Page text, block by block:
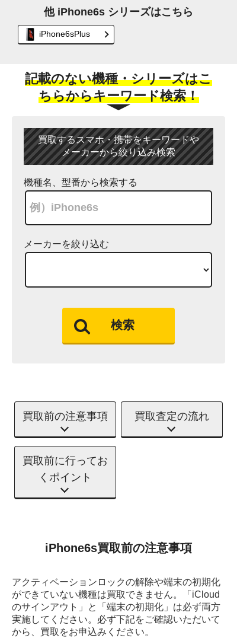
他 iPhone6s シリーズはこちら
iPhone6sPlus
記載のない機種・シリーズはこ
ちらからキーワード検索！
買取するスマホ・携帯をキーワードや
メーカーから絞り込み検索
機種名、型番から検索する
メーカーを絞り込む
検索
買取前の注意事項 買取査定の流れ
買取前に行ってお
くポイント
iPhone6s買取前の注意事項
アクティベーションロックの解除や端末の初期化
ができていない機種は買取できません。
「iCloud
のサインアウト」と「端末の初期化」は必ず両方
実施してください。 必ず下記をご確認いただいて
から、買取をお申込みください。